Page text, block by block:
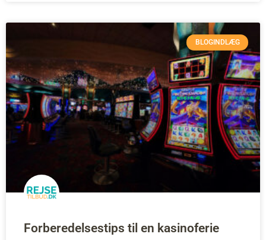
BLOGINDLÆG
Forberedelsestips til en kasinoferie